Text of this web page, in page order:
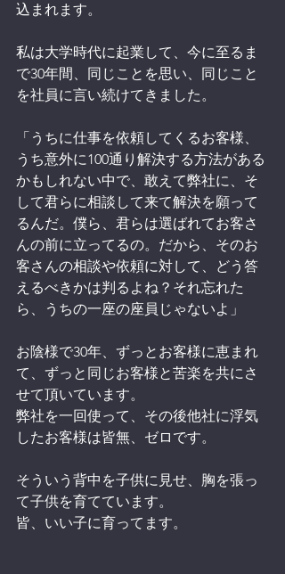
込まれます。
私は大学時代に起業して、今に至るま
で30年間、同じことを思い、同じこと
を社員に言い続けてきました。
「うちに仕事を依頼してくるお客様、
うち意外に100通り解決する方法がある
かもしれない中で、敢えて弊社に、そ
して君らに相談して来て解決を願って
るんだ。僕ら、君らは選ばれてお客さ
んの前に立ってるの。だから、そのお
客さんの相談や依頼に対して、どう答
えるべきかは判るよね？それ忘れた
ら、うちの一座の座員じゃないよ」
お陰様で30年、ずっとお客様に恵まれ
て、ずっと同じお客様と苦楽を共にさ
せて頂いています。
弊社を一回使って、その後他社に浮気
したお客様は皆無、ゼロです。
そういう背中を子供に見せ、胸を張っ
て子供を育てています。
皆、いい子に育ってます。